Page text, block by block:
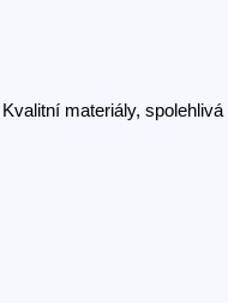
materiály,